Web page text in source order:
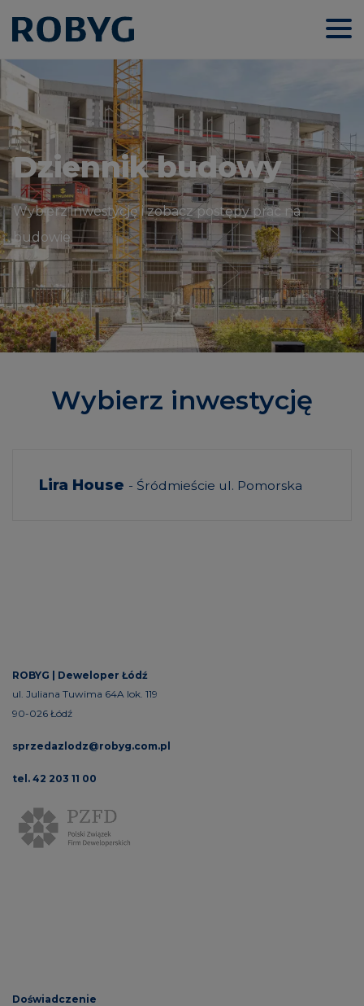
Dziennik budowy
Wybierz inwestycję i zobacz postępy prac na
budowie.
Wybierz inwestycję
Lira House - Śródmieście ul. Pomorska
ROBYG | Deweloper Łódź
ul. Juliana Tuwima 64A lok. 119
90-026 Łódź
sprzedazlodz@robyg.com.pl
tel. 42 203 11 00
Doświadczenie